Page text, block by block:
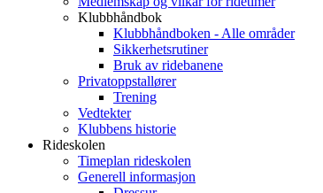
Klubbhåndbok
Klubbhåndboken - Alle områder
Sikkerhetsrutiner
Bruk av ridebanene
Privatoppstallører
Trening
Vedtekter
Klubbens historie
Rideskolen
Timeplan rideskolen
Generell informasjon